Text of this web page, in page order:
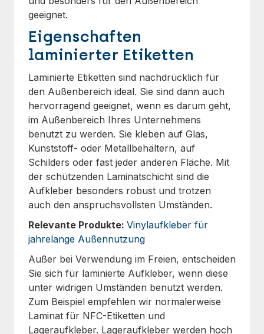
geeignet.
Eigenschaften
laminierter Etiketten
Laminierte Etiketten sind nachdrücklich für
den Außenbereich ideal. Sie sind dann auch
hervorragend geeignet, wenn es darum geht,
im Außenbereich Ihres Unternehmens
benutzt zu werden. Sie kleben auf Glas,
Kunststoff- oder Metallbehältern, auf
Schilders oder fast jeder anderen Fläche. Mit
der schützenden Laminatschicht sind die
Aufkleber besonders robust und trotzen
auch den anspruchsvollsten Umständen.
Relevante Produkte: Vinylaufkleber für
jahrelange Außennutzung
Außer bei Verwendung im Freien, entscheiden
Sie sich für laminierte Aufkleber, wenn diese
unter widrigen Umständen benutzt werden.
Zum Beispiel empfehlen wir normalerweise
Laminat für NFC-Etiketten und
Lageraufkleber. Lageraufkleber werden hoch